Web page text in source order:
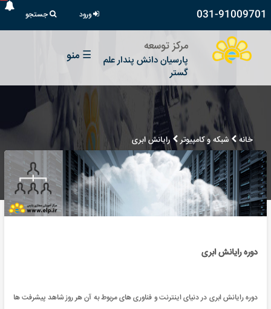
031-91009701 ورود جستجو
مرکز توسعه
پارسیان دانش پندار علم
گستر
☰ منو
خانه شبکه و کامپیوتر رایانش ابری
دوره رایانش ابری
دوره رایانش ابری در دنیای اینترنت و فناوری های مربوط به آن هر روز شاهد پیشرفت ها